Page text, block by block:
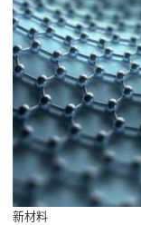
新材料